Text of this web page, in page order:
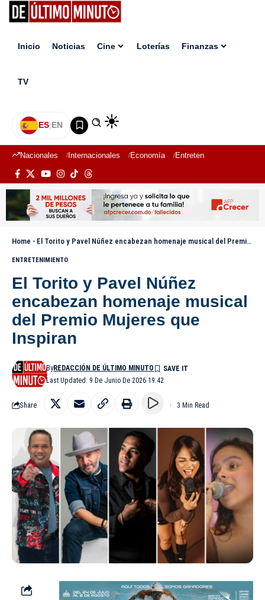
Inicio Noticias Cine Loterías Finanzas
TV
ES|EN
Nacionales Internacionales Economía Entretenimiento
Home - El Torito y Pavel Núñez encabezan homenaje musical del Premio Mujeres que Inspiran
ENTRETENIMIENTO
El Torito y Pavel Núñez
encabezan homenaje musical
del Premio Mujeres que
Inspiran
Last Updated: 9 De Junio De 2026 19:42
ByREDACCIÓN DE ÚLTIMO MINUTO
Share 3 Min Read